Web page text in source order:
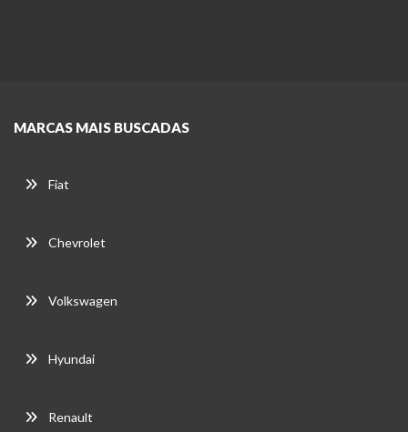
MARCAS MAIS BUSCADAS
Fiat
Chevrolet
Volkswagen
Hyundai
Renault